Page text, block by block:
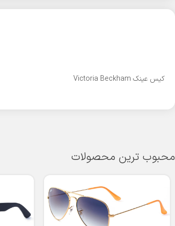
کیس عینک Victoria Beckham
محبوب ترین محصولات